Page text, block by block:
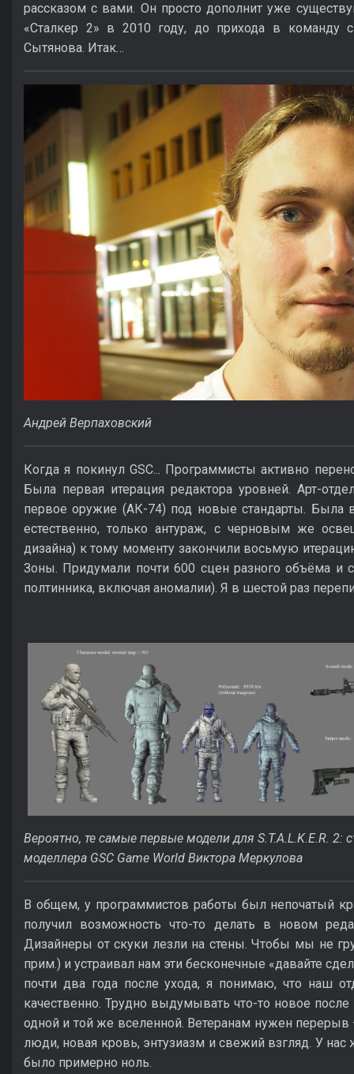
рассказом с вами. Он просто дополнит уже
«Сталкер 2» в 2010 году, до прихода в команду
Сытянова. Итак…
Андрей Верпаховский
Когда я покинул GSC... Программисты активно
Была первая итерация редактора уровней. Арт-
первое оружие (АК-74) под новые стандарты. Была
естественно, только антураж, с черновым же
дизайна) к тому моменту закончили восьмую
Зоны. Придумали почти 600 сцен разного объёма и
полтинника, включая аномалии). Я в шестой раз
Вероятно, те самые первые модели для S.T.A.L.K.E.R. 2:
моделлера GSC Game World Виктора Меркулова
В общем, у программистов работы был непочатый
получил возможность что-то делать в новом
Дизайнеры от скуки лезли на стены. Чтобы мы не
прим.) и устраивал нам эти бесконечные «давайте
почти два года после ухода, я понимаю, что наш
качественно. Трудно выдумывать что-то новое
одной и той же вселенной. Ветеранам нужен
люди, новая кровь, энтузиазм и свежий взгляд. У нас
было примерно ноль.